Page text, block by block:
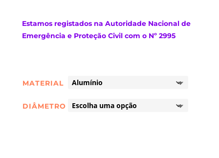
Estamosregistados na Autoridade Nacional de
Emergência e Proteção Civil com o Nº 2995
MATERIAL
DIÂMETRO